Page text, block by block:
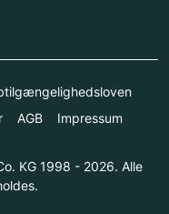
AGB Impressum
KG 1998 - 2026. Alle